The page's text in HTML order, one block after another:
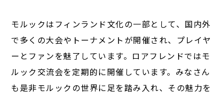
モルックはフィンランド文化の一部として、国内外
で多くの大会やトーナメントが開催され、プレイヤ
ーとファンを魅了しています。ロアフレンドではモ
ルック交流会を定期的に開催しています。みなさん
も是非モルックの世界に足を踏み入れ、その魅力を